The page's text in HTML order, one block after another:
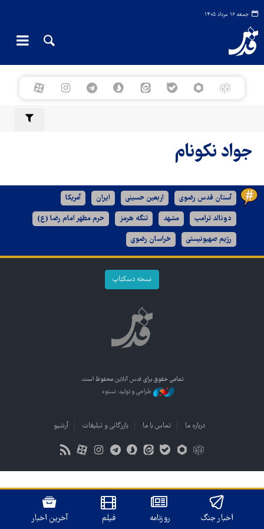
جمعه ۱۶ مرداد ۱۴۰۵
جواد نکونام
آستان قدس رضوی اربعین حسینی ایران آمریکا
دونالد ترامپ مشهد تنگه هرمز حرم مطهر امام رضا (ع)
رژیم صهیونیستی خراسان رضوی
نسخه دسکتاپ
تمامی حقوق برای قدس آنلاین محفوظ است.
طراحی و تولید: نستوه
درباره ما تماس با ما بازرگانی و تبلیغات آرشیو
اخبار جنگ روزنامه فیلم آخرین اخبار